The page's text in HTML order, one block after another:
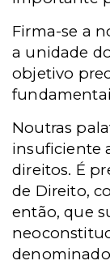
Firma-se a
a unidade
objetivo
Noutras
insuficiente
direitos. É
de Direito,
então, que